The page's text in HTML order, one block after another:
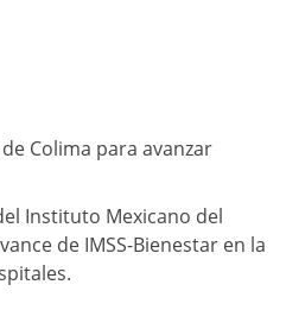
Colima para avanzar
Instituto Mexicano del
de IMSS-Bienestar en la